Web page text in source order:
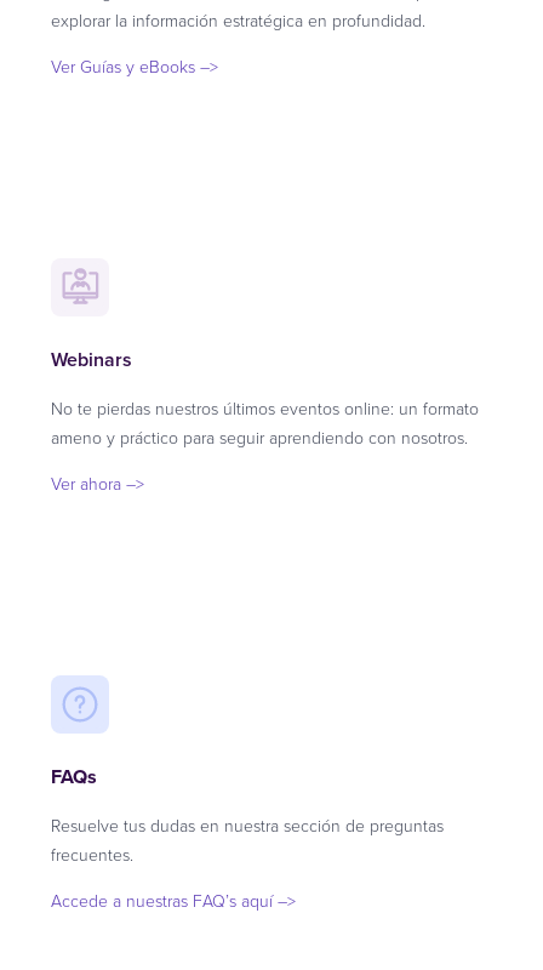
explorar la información estratégica en profundidad.
Ver Guías y eBooks –>
Webinars
No te pierdas nuestros últimos eventos online: un formato
ameno y práctico para seguir aprendiendo con nosotros.
Ver ahora –>
FAQs
Resuelve tus dudas en nuestra sección de preguntas
frecuentes.
Accede a nuestras FAQ’s aquí –>